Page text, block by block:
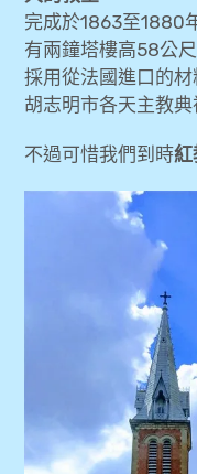
[胡志明旅
Boutique
[胡志明旅
[胡志明旅
菜教學)
[胡志明旅
[胡志明旅
[胡志明旅
完成於1863至1880
有兩鐘塔樓高58公尺
採用從法國進口的
胡志明市各天主教
不過可惜我們到時紅